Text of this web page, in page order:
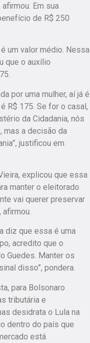
Em sua
de R$ 250
um valor médio. Nessa
que o auxílio
por uma mulher, aí já é
R$ 175. Se for o casal,
da Cidadania, nós
a decisão da
justificou em
explicou que essa
manter o eleitorado
vai querer preservar
afirmou.
diz que essa é uma
acredito que o
Guedes. Manter os
disso”, pondera.
para Bolsonaro
tributária e
desidrata o Lula na
dentro do país que
está